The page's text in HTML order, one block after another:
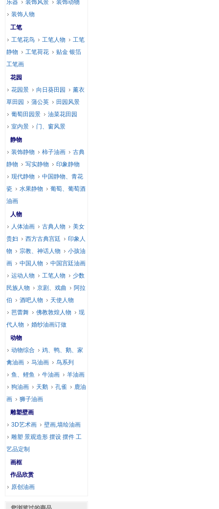
乐器 装饰风景
装饰动物
装饰人物
工笔
工笔花鸟
工笔人物
工笔
静物
工笔荷花
贴金 银箔
工笔画
花园
花园景
向日葵田园
薰衣
草田园
蒲公英
田园风景
葡萄田园景
油菜花田园
室内景
门、窗风景
静物
装饰静物
柿子油画
古典
静物
写实静物
印象静物
现代静物
中国静物、青花
瓷
水果静物
葡萄、葡萄酒
油画
人物
人体油画
古典人物
美女
贵妇
西方古典宫廷
印象人
物
宗教、神话人物
小孩油
画
中国人物
中国宫廷油画
运动人物
工笔人物
少数
民族人物
京剧、戏曲
阿拉
伯
酒吧人物
天使人物
芭蕾舞
佛教敦煌人物
现
代人物
婚纱油画订做
动物
动物综合
鸡、鸭、鹅、家
禽油画
马油画
鸟系列
鱼、鲤鱼
牛油画
羊油画
狗油画
天鹅 孔雀
鹿油
画
狮子油画
雕塑壁画
3D艺术画
壁画,墙绘油画
雕塑 景观造形 摆设 摆件 工
艺品定制
画框
作品欣赏
原创油画